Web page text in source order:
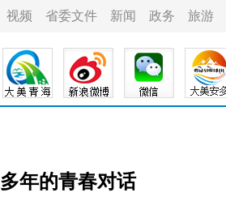
视频 省委文件 新闻 政务 旅游
年的青春对话